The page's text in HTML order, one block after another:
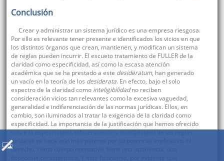
Conclusión
Crear y administrar un sistema jurídico es una empresa riesgosa.
Por ello es relevante tener presente e identificados los vicios en que
los distintos órganos que crean, mantienen, y modifican un sistema
de reglas pueden incurrir. El escueto tratamiento de FULLER de la
claridad como especificidad, así como la escasa atención
académica que se ha prestado a este desideratum, han generado
un vacío en la teoría de los desiderata. En efecto, bajo el solo
espectro de la claridad como inteligibilidadno reciben
consideración vicios tan relevantes como la excesiva vaguedad,
generalidad e indiferenciación de las normas jurídicas. Ellos, en
cambio, son iluminados al tratar la exigencia de la claridad como
especificidad. La importancia de la justificación que hemos ofrecido
sobre la especificidad, diferenciación y multiplicidad de las reglas
jurídicas se hace aún más patente por su potencial explicativo. El
derecho, como cuerpo normativo, tiene una apariencia, una